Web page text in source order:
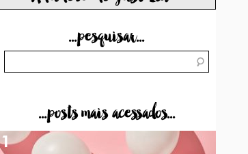
...pesquisar...
...posts mais acessados...
1